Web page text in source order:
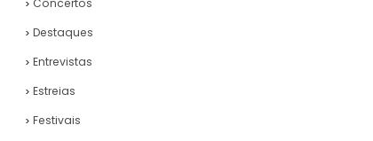
Concertos
Destaques
Entrevistas
Estreias
Festivais